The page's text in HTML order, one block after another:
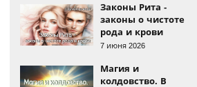
Законы Рита -
законы о чистоте
рода и крови
7 июня 2026
Магия и
колдовство. В